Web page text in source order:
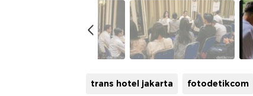
trans hotel jakarta fotodetikcom